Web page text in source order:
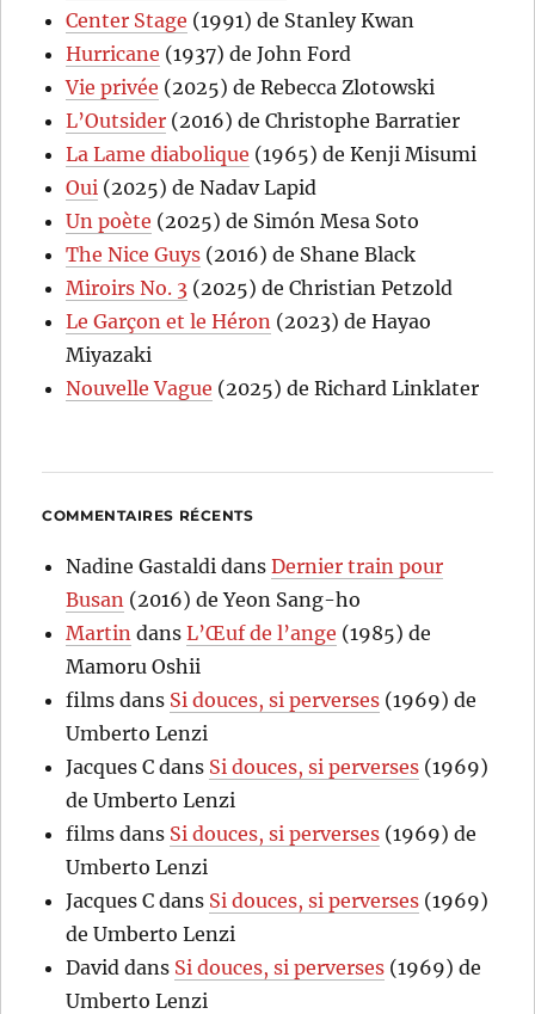
Center Stage (1991) de Stanley Kwan
Hurricane (1937) de John Ford
Vie privée (2025) de Rebecca Zlotowski
L’Outsider (2016) de Christophe Barratier
La Lame diabolique (1965) de Kenji Misumi
Oui (2025) de Nadav Lapid
Un poète (2025) de Simón Mesa Soto
The Nice Guys (2016) de Shane Black
Miroirs No. 3 (2025) de Christian Petzold
Le Garçon et le Héron (2023) de Hayao
Miyazaki
Nouvelle Vague (2025) de Richard Linklater
COMMENTAIRES RÉCENTS
Nadine Gastaldi dansDernier train pour
Busan (2016) de Yeon Sang-ho
Martin dansL’Œuf de l’ange (1985) de
Mamoru Oshii
films dans Si douces, si perverses (1969) de
Umberto Lenzi
Jacques C dans Si douces, si perverses (1969)
de Umberto Lenzi
films dans Si douces, si perverses (1969) de
Umberto Lenzi
Jacques C dans Si douces, si perverses (1969)
de Umberto Lenzi
David dans Si douces, si perverses (1969) de
Umberto Lenzi